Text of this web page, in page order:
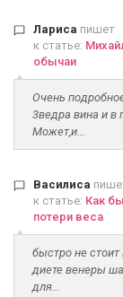
Лариса пишет
к статье:
обычаи
Очень
3ведра вина и в
Может,и...
Василиса
к статье: Как
потери веса
быстро не
диете венеры
для...